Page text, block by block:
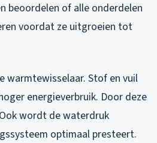
beoordelen of alle onderdelen
voordat ze uitgroeien tot
warmtewisselaar. Stof en vuil
energieverbruik. Door deze
wordt de waterdruk
optimaal presteert.